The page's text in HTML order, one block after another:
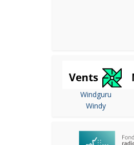
Windguru
Windy